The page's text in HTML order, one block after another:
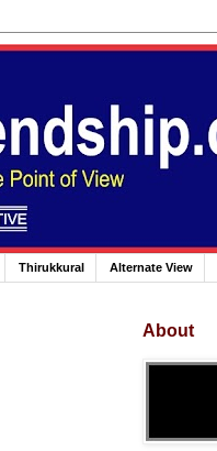
Thirukkural Alternate View
About